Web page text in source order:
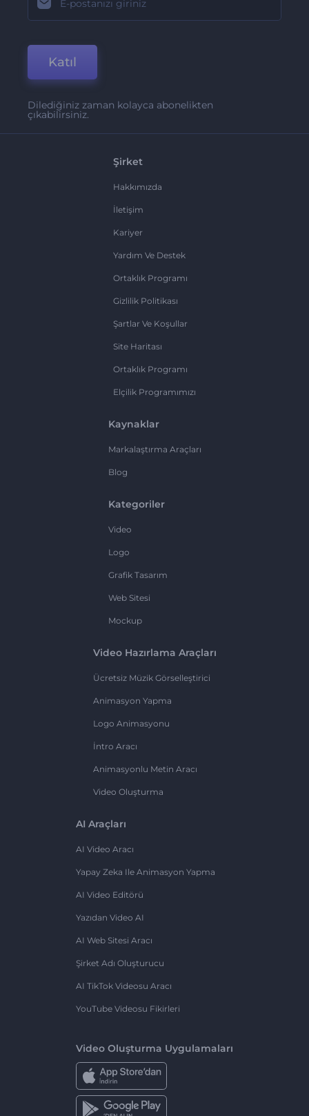
Katıl
Dilediğiniz zaman kolayca abonelikten
çıkabilirsiniz.
Şirket
Hakkımızda
İletişim
Kariyer
Yardım Ve Destek
Ortaklık Programı
Gizlilik Politikası
Şartlar Ve Koşullar
Site Haritası
Ortaklık Programı
Elçilik Programımızı
Kaynaklar
Markalaştırma Araçları
Blog
Kategoriler
Video
Logo
Grafik Tasarım
Web Sitesi
Mockup
Video Hazırlama Araçları
Ücretsiz Müzik Görselleştirici
Animasyon Yapma
Logo Animasyonu
İntro Aracı
Animasyonlu Metin Aracı
Video Oluşturma
AI Araçları
AI Video Aracı
Yapay Zeka Ile Animasyon Yapma
AI Video Editörü
Yazıdan Video AI
AI Web Sitesi Aracı
Şirket Adı Oluşturucu
AI TikTok Videosu Aracı
YouTube Videosu Fikirleri
Video Oluşturma Uygulamaları